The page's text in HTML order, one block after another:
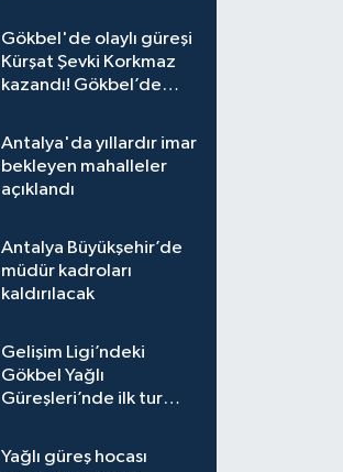
Gökbel'de olaylı güreşi
Kürşat Şevki Korkmaz
kazandı! Gökbel’de
Gürbüz elendi!
Antalya'da yıllardır imar
bekleyen mahalleler
açıklandı
Antalya Büyükşehir’de
müdür kadroları
kaldırılacak
Gelişim Ligi’ndeki
Gökbel Yağlı
Güreşleri’nde ilk tur
Yağlı güreş hocası